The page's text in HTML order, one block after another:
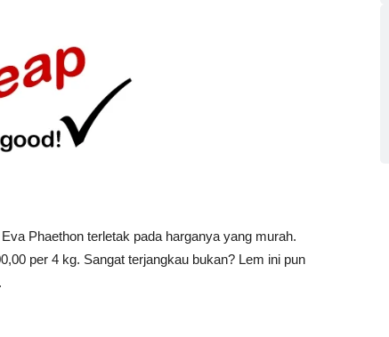
Phaethon terletak pada harganya yang murah.
per 4 kg. Sangat terjangkau bukan? Lem ini pun